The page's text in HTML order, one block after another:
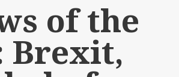
of the
Brexit,